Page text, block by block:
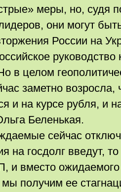
меры, но, судя
они могут
России на
руководство
в целом
заметно возросла,
и на курсе рубля, и
Беленькая.
сейчас
на госдолг введут,
и вместо ожидаемого
мы получим ее